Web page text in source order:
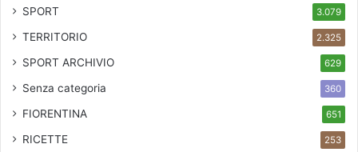
SPORT 3.079
TERRITORIO 2.325
SPORT ARCHIVIO 629
Senza categoria 360
FIORENTINA 651
RICETTE 253